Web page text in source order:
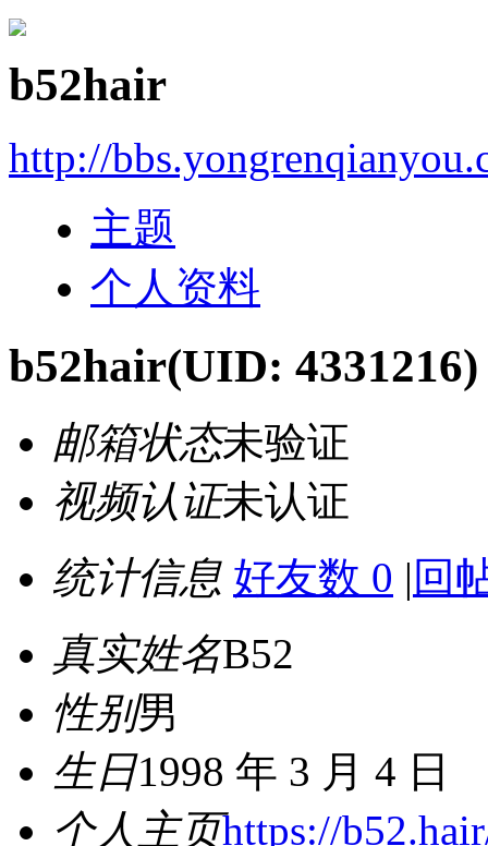
b52hair
http://
主题
个人资料
b52hair(UID: 4331216)
邮箱状态未验证
视频认证未认证
统计信息 好友数 0 | 回
真实姓名B52
性别男
生日1998 年 3 月 4 日
个人主页https://